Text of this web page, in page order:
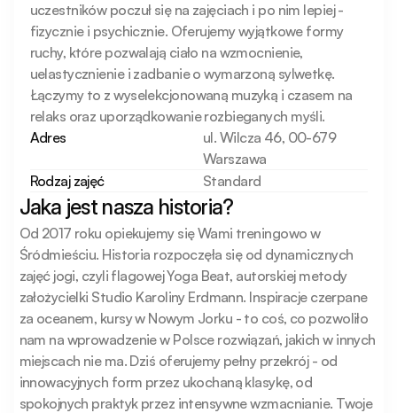
uczestników poczuł się na zajęciach i po nim lepiej -
fizycznie i psychicznie. Oferujemy wyjątkowe formy
ruchy, które pozwalają ciało na wzmocnienie,
uelastycznienie i zadbanie o wymarzoną sylwetkę.
Łączymy to z wyselekcjonowaną muzyką i czasem na
relaks oraz uporządkowanie rozbieganych myśli.
Adres
ul. Wilcza 46, 00-679
Warszawa
Rodzaj zajęć
Standard
Jaka jest nasza historia?
Od 2017 roku opiekujemy się Wami treningowo w
Śródmieściu. Historia rozpoczęła się od dynamicznych
zajęć jogi, czyli flagowej Yoga Beat, autorskiej metody
założycielki Studio Karoliny Erdmann. Inspiracje czerpane
za oceanem, kursy w Nowym Jorku - to coś, co pozwoliło
nam na wprowadzenie w Polsce rozwiązań, jakich w innych
miejscach nie ma. Dziś oferujemy pełny przekrój - od
innowacyjnych form przez ukochaną klasykę, od
spokojnych praktyk przez intensywne wzmacnianie. Twoje